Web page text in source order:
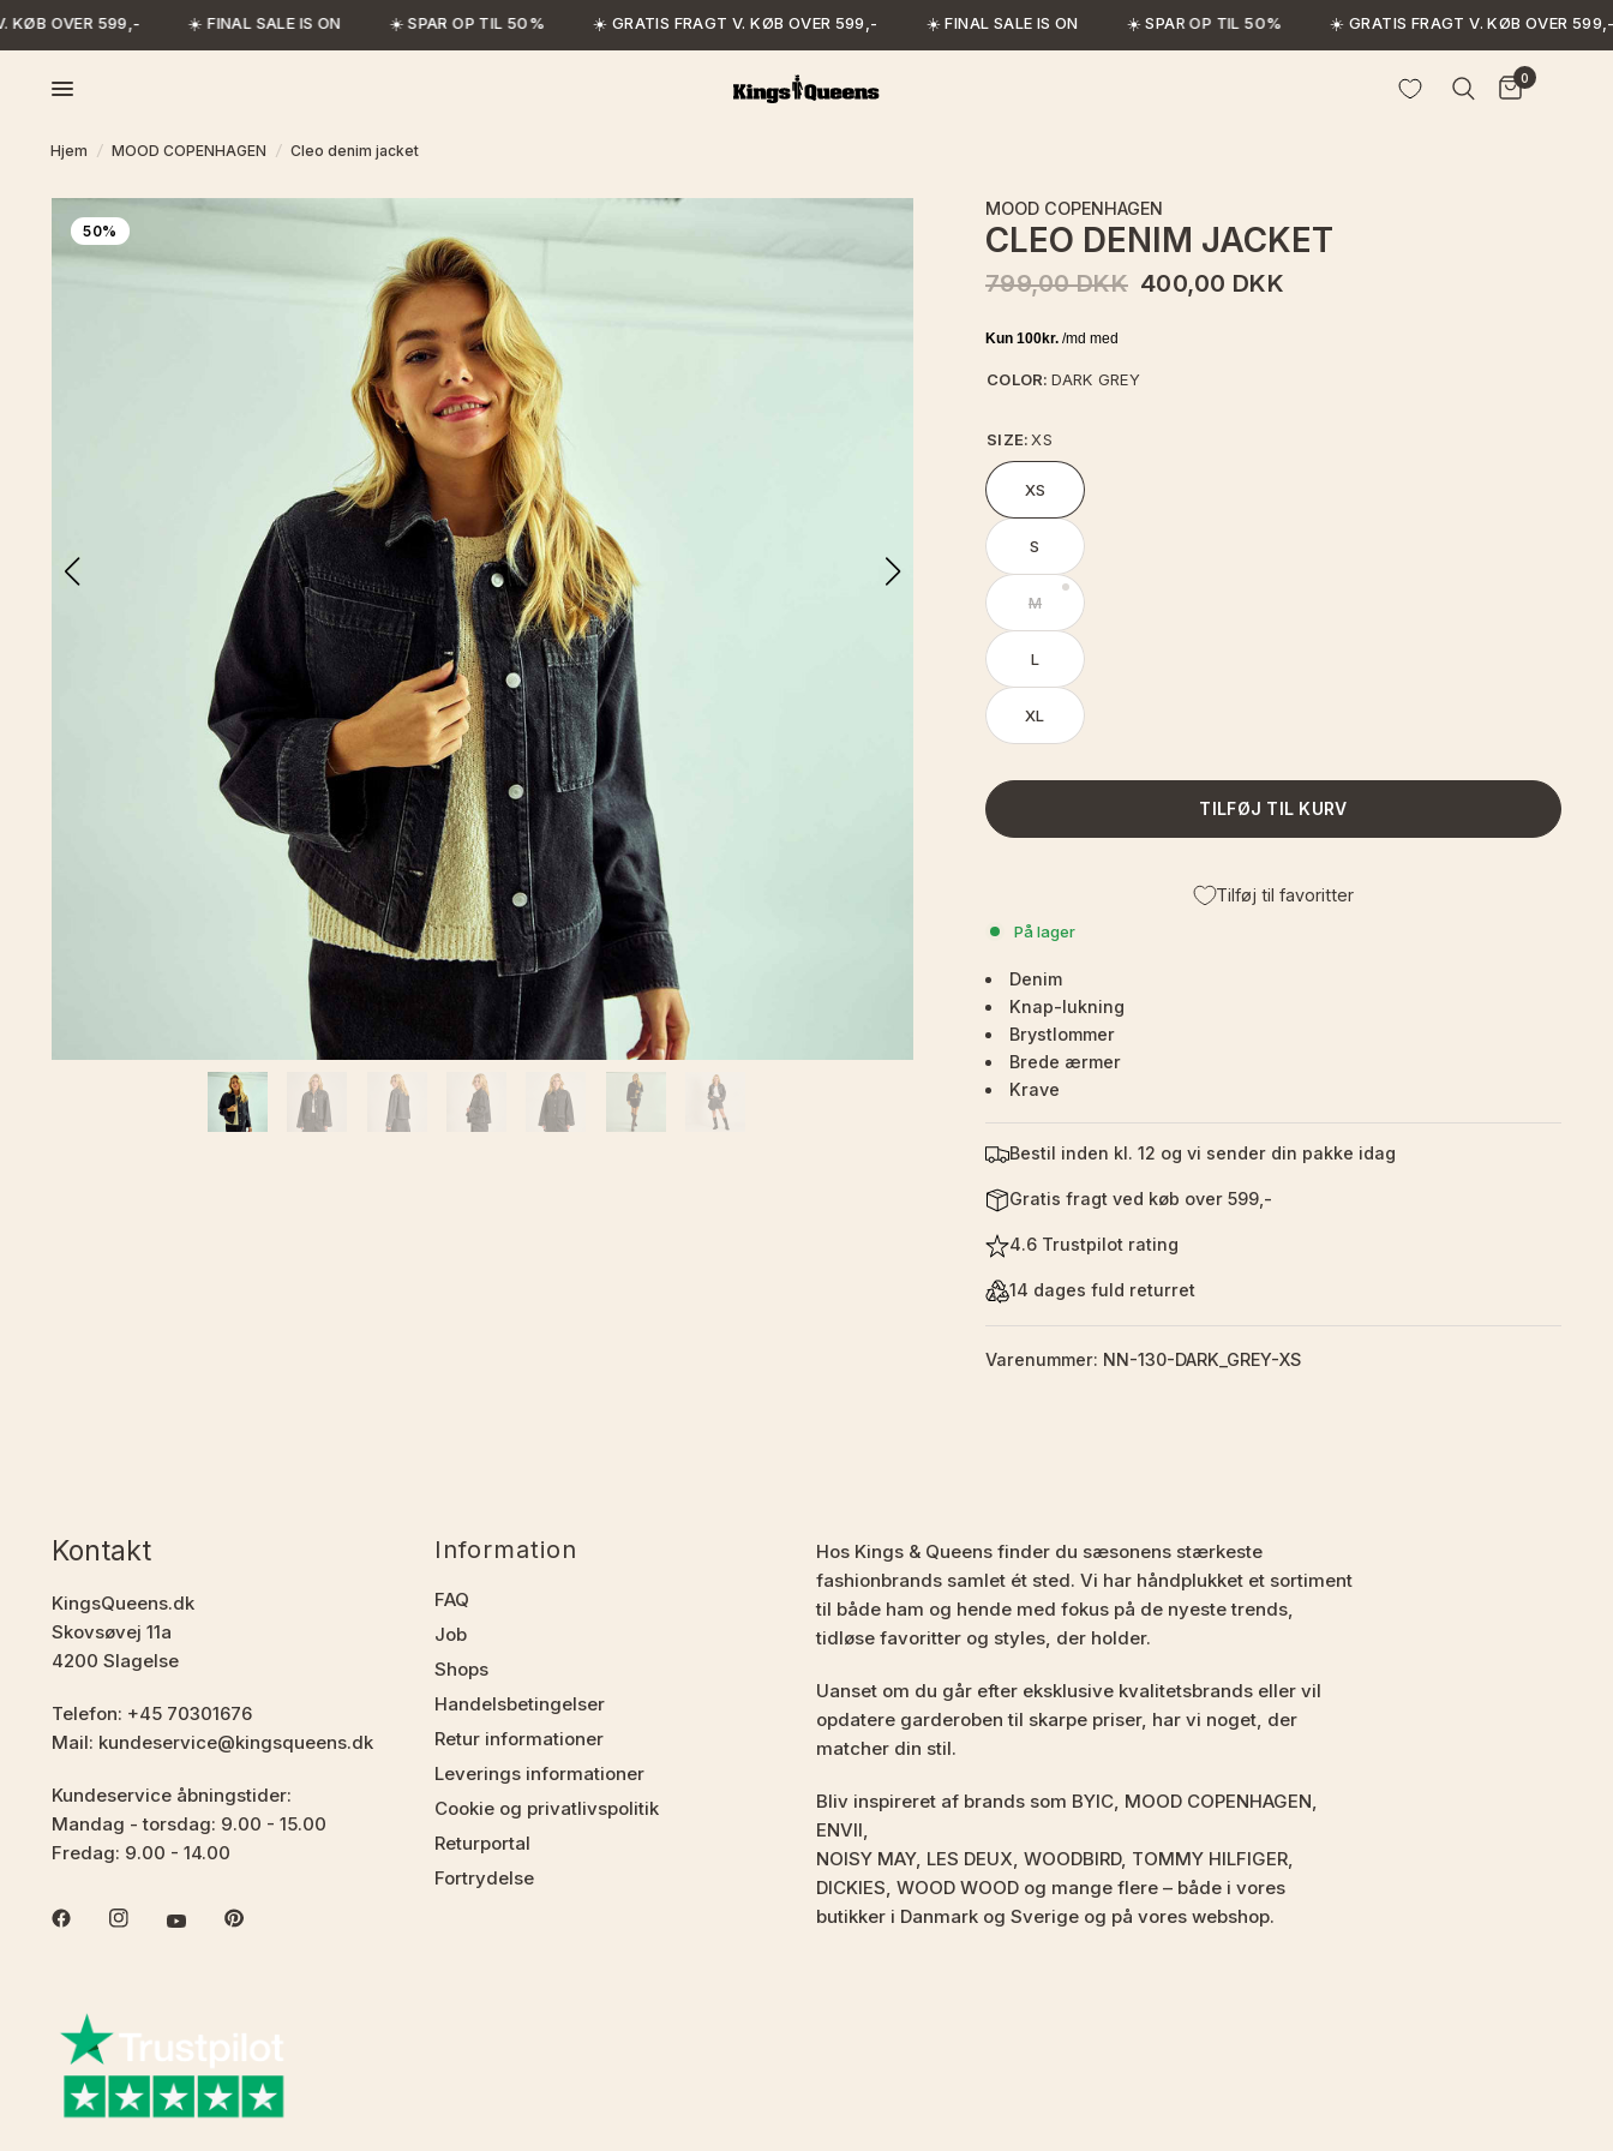
OVER 599,- ☀️ FINAL SALE IS ON ☀️ SPAR OP TIL 50% ☀️ GRATIS FRAGT V. KØB OVER 599,- ☀️ FINAL SALE IS ON ☀️ SPAR OP TIL 50% ☀️ GRATIS FRAGT V. KØB OVER 599,-
0
Hjem / MOOD COPENHAGEN / Cleo denim jacket
50%
MOOD COPENHAGEN
CLEO DENIM JACKET
799,00 DKK 400,00 DKK
COLOR: DARK GREY
SIZE: XS
XS
S
M
L
XL
TILFØJ TIL KURV
Tilføj til favoritter
På lager
Denim
Knap-lukning
Brystlommer
Brede ærmer
Krave
Bestil inden kl. 12 og vi sender din pakke idag
Gratis fragt ved køb over 599,-
4.6 Trustpilot rating
14 dages fuld returret
Varenummer: NN-130-DARK_GREY-XS
Kontakt
KingsQueens.dk
Skovsøvej 11a
4200 Slagelse
Telefon: +45 70301676
Mail: kundeservice@kingsqueens.dk
Kundeservice åbningstider:
Mandag - torsdag: 9.00 - 15.00
Fredag: 9.00 - 14.00
Information
FAQ
Job
Shops
Handelsbetingelser
Retur informationer
Leverings informationer
Cookie og privatlivspolitik
Returportal
Fortrydelse
Hos Kings & Queens finder du sæsonens stærkeste
fashionbrands samlet ét sted. Vi har håndplukket et sortiment
til både ham og hende med fokus på de nyeste trends,
tidløse favoritter og styles, der holder.
Uanset om du går efter eksklusive kvalitetsbrands eller vil
opdatere garderoben til skarpe priser, har vi noget, der
matcher din stil.
Bliv inspireret af brands som BYIC, MOOD COPENHAGEN,
ENVII,
NOISY MAY, LES DEUX, WOODBIRD, TOMMY HILFIGER,
DICKIES, WOOD WOOD og mange flere – både i vores
butikker i Danmark og Sverige og på vores webshop.